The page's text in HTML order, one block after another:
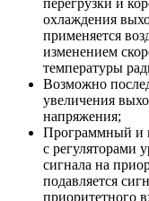
охлаждения
применяется
изменением
температуры
Возможно
увеличения
напряжения;
Программный и
с регуляторами
сигнала на
подавляется
приоритетного